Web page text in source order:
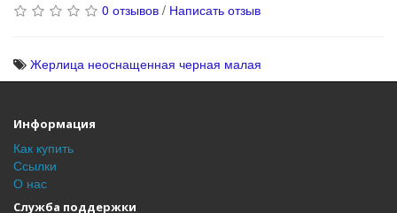
0 отзывов / Написать отзыв
Жерлица неоснащенная черная малая
Информация
Как купить
Ссылки
О нас
Служба поддержки